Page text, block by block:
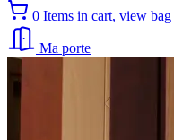
0 Items in cart, view bag
Ma porte